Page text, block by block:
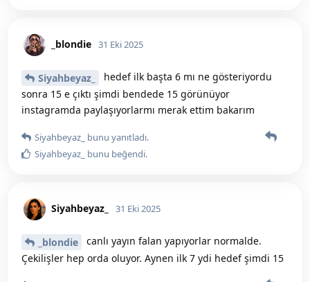
_blondie 31 Eki 2025
Siyahbeyaz_
hedef ilk başta 6 mı ne gösteriyordu
sonra 15 e çıktı şimdi bendede 15 görünüyor
instagramda paylaşıyorlarmı merak ettim bakarım
Siyahbeyaz_ bunu yanıtladı.
Siyahbeyaz_ bunu beğendi.
Siyahbeyaz_ 31 Eki 2025
_blondie
canlı yayın falan yapıyorlar normalde.
Çekilişler hep orda oluyor. Aynen ilk 7 ydi hedef şimdi 15